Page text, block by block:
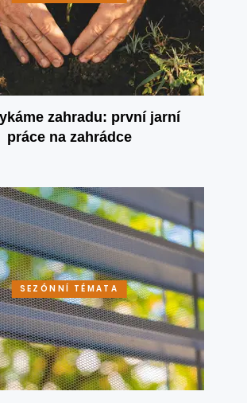
zahradu: první jarní
práce na zahrádce
SEZÓNNÍ TÉMATA